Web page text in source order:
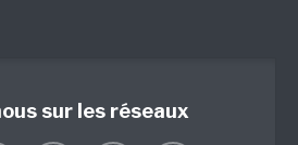
sur les réseaux